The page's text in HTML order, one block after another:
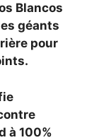
Blancos
géants
pour
à 100%